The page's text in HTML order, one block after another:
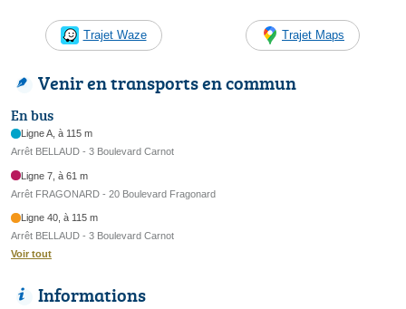
Trajet Waze Trajet Maps
Venir en transports en commun
En bus
Ligne A, à 115 m
Arrêt BELLAUD - 3 Boulevard Carnot
Ligne 7, à 61 m
Arrêt FRAGONARD - 20 Boulevard Fragonard
Ligne 40, à 115 m
Arrêt BELLAUD - 3 Boulevard Carnot
Voir tout
Informations